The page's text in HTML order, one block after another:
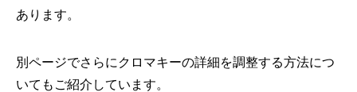
あります。
別ページでさらにクロマキーの詳細を調整する方法につ
いてもご紹介しています。